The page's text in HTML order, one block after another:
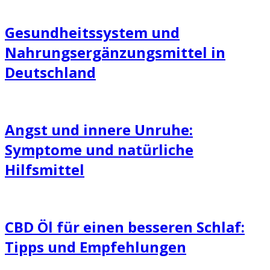
Gesundheitssystem und
Nahrungsergänzungsmittel in
Deutschland
Angst und innere Unruhe:
Symptome und natürliche
Hilfsmittel
CBD Öl für einen besseren Schlaf:
Tipps und Empfehlungen